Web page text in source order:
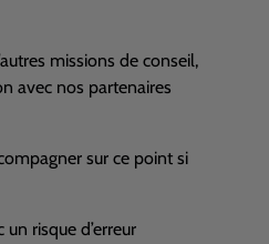
missions de conseil,
avec nos partenaires
sur ce point si
risque d’erreur